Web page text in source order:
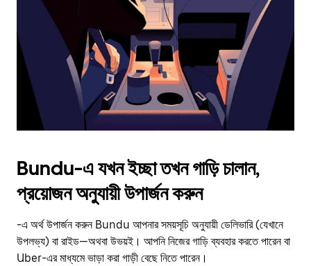
the
calendar.
Bundu-এ যখন ইচ্ছা তখন গাড়ি চালান,
প্রয়োজন অনুযায়ী উপার্জন করুন
-এ অর্থ উপার্জন করুন Bundu আপনার সময়সূচি অনুযায়ী ডেলিভারি (যেখানে
উপলভ্য) বা রাইড—অথবা উভয়ই। আপনি নিজের গাড়ি ব্যবহার করতে পারেন বা
Uber-এর মাধ্যমে ভাড়া করা গাড়ী বেছে নিতে পারেন।